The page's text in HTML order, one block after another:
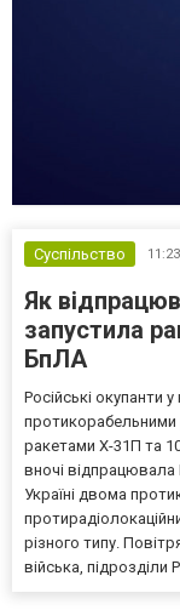
Суспільство
Як
запустила
БпЛА
Російські окупанти
протикорабельними
ракетами Х-31П та
вночі відпрацювала
Україні двома
різного типу.
війська, підрозділи